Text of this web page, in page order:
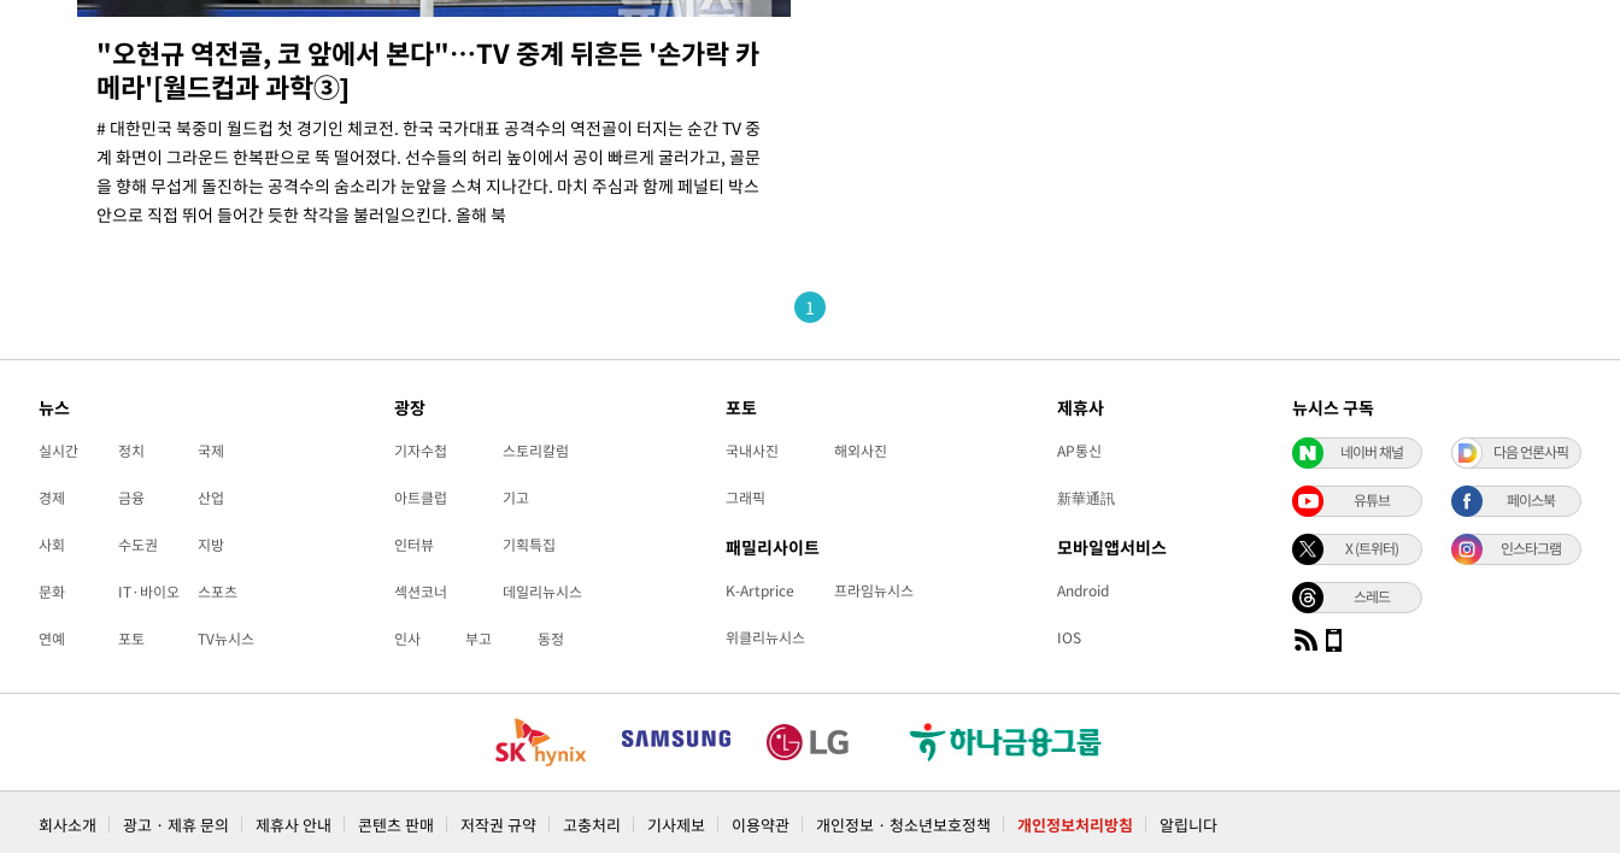
"오현규 역전골, 코 앞에서 본다"…TV 중계 뒤흔든 '손가락 카
메라'[월드컵과 과학③]
# 대한민국 북중미 월드컵 첫 경기인 체코전. 한국 국가대표 공격수의 역전골이 터지는 순간 TV 중
계 화면이 그라운드 한복판으로 뚝 떨어졌다. 선수들의 허리 높이에서 공이 빠르게 굴러가고, 골문
을 향해 무섭게 돌진하는 공격수의 숨소리가 눈앞을 스쳐 지나간다. 마치 주심과 함께 페널티 박스
안으로 직접 뛰어 들어간 듯한 착각을 불러일으킨다. 올해 북
1
뉴스
실시간 정치 국제
경제 금융 산업
사회 수도권 지방
문화 IT·바이오 스포츠
연예 포토 TV뉴시스
광장
기자수첩 스토리칼럼
아트클럽 기고
인터뷰 기획특집
섹션코너 데일리뉴시스
인사 부고 동정
포토
국내사진 해외사진
그래픽
패밀리사이트
K-Artprice 프라임뉴시스
위클리뉴시스
제휴사
AP통신
新華通訊
모바일앱서비스
Android
IOS
뉴시스 구독
네이버 채널 다음 언론사픽
유튜브 페이스북
X (트위터) 인스타그램
스레드
회사소개 광고 · 제휴 문의 제휴사 안내 콘텐츠 판매 저작권 규약 고충처리 기사제보 이용약관 개인정보 · 청소년보호정책 개인정보처리방침 알립니다